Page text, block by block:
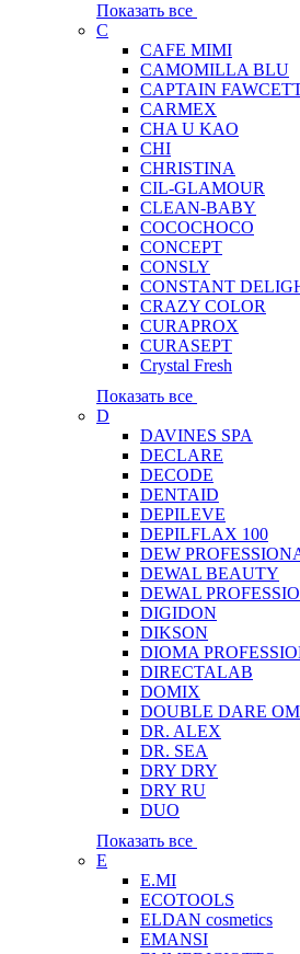
Показать все
C
CAFE MIMI
CAMOMILLA BLU
CAPTAIN
CARMEX
CHA U KAO
CHI
CHRISTINA
CIL-GLAMOUR
CLEAN-BABY
COCOCHOCO
CONCEPT
CONSLY
CONSTANT
CRAZY COLOR
CURAPROX
CURASEPT
Crystal Fresh
Показать все
D
DAVINES SPA
DECLARE
DECODE
DENTAID
DEPILEVE
DEPILFLAX 100
DEW
DEWAL BEAUTY
DEWAL
DIGIDON
DIKSON
DIOMA
DIRECTALAB
DOMIX
DOUBLE DARE
DR. ALEX
DR. SEA
DRY DRY
DRY RU
DUO
Показать все
E
E.MI
ECOTOOLS
ELDAN cosmetics
EMANSI